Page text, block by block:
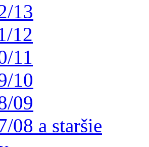
13
12
11
10
09
08 a staršie